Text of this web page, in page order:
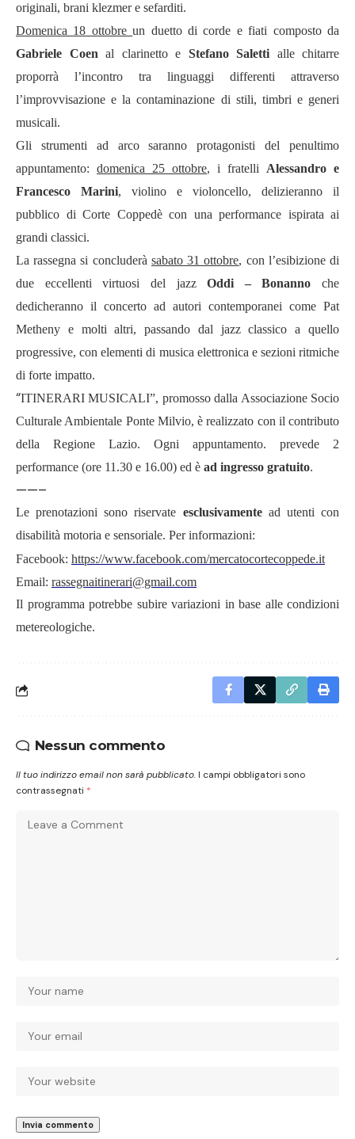
originali, brani klezmer e sefarditi.
Domenica 18 ottobreun duetto di corde e fiati composto da
Gabriele Coen al clarinetto e Stefano Saletti alle chitarre
proporrà l’incontro tra linguaggi differenti attraverso
l’improvvisazione e la contaminazione di stili, timbri e generi
musicali.
Gli strumenti ad arco saranno protagonisti del penultimo
appuntamento: domenica 25 ottobre, i fratelli Alessandro e
Francesco Marini, violino e violoncello, delizieranno il
pubblico di Corte Coppedè con una performance ispirata ai
grandi classici.
La rassegna si concluderà sabato 31 ottobre, con l’esibizione di
due eccellenti virtuosi del jazzOddi –Bonanno che
dedicheranno il concerto ad autori contemporanei come Pat
Metheny e molti altri, passando dal jazz classico a quello
progressive, con elementi di musica elettronica e sezioni ritmiche
di forte impatto.
“ITINERARI MUSICALI”, promosso dalla Associazione Socio
Culturale Ambientale Ponte Milvio, è realizzato con il contributo
della Regione Lazio. Ogni appuntamento. prevede 2
performance (ore 11.30 e 16.00) ed è ad ingresso gratuito.
——–
Le prenotazioni sono riservate esclusivamentead utenti con
disabilità motoria e sensoriale. Per informazioni:
Facebook: https://www.facebook.com/mercatocortecoppede.it
Email: rassegnaitinerari@gmail.com
Il programma potrebbe subire variazioni in base alle condizioni
metereologiche.
Nessun commento
Il tuo indirizzo email non sarà pubblicato. I campi obbligatori sono
contrassegnati *